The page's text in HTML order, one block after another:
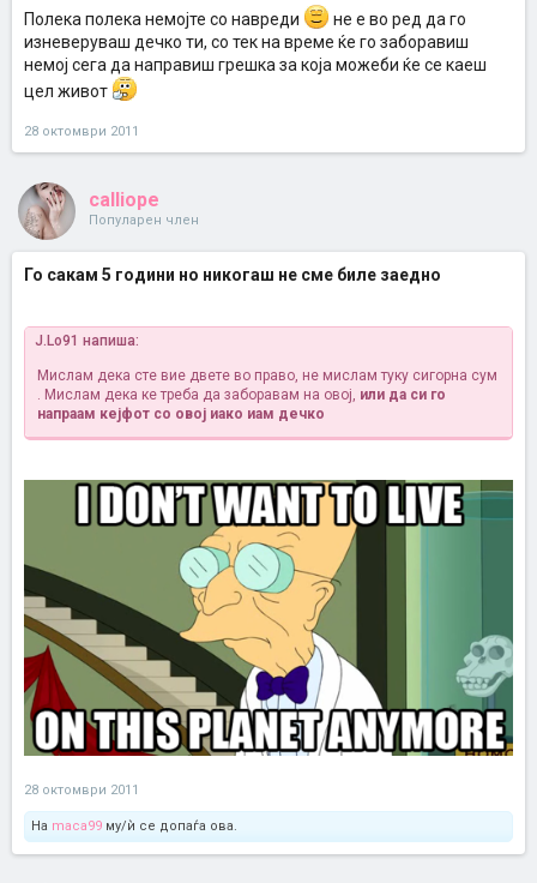
Полека полека немојте со навреди
не е во ред да го
изневеруваш дечко ти, со тек на време ќе го заборавиш
немој сега да направиш грешка за која можеби ќе се каеш
цел живот
28 октомври 2011
calliope
Популарен член
Го сакам 5 години но никогаш не сме биле заедно
J.Lo91 напиша:
Мислам дека сте вие двете во право, не мислам туку сигорна сум
. Мислам дека ке треба да заборавам на овој, или да си го
напраам кејфот со овој иако иам дечко
28 октомври 2011
На maca99 му/ѝ се допаѓа ова.